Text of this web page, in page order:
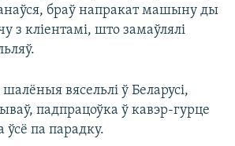
браў напракат машыну ды
з кліентамі, што замаўлялі
вясельлі ў Беларусі,
падпрацоўка ў кавэр-гурце
па парадку.